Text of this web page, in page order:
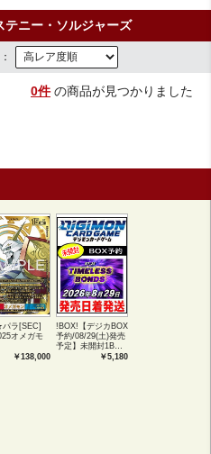
テニー・ソルジャーズ
0件の商品が見つかりました
ラ[SEC]
オメガモ
￥138,000
!BOX!【デジカBOX
予約/08/29(土)発売
予定】未開封1BOX
￥5,180